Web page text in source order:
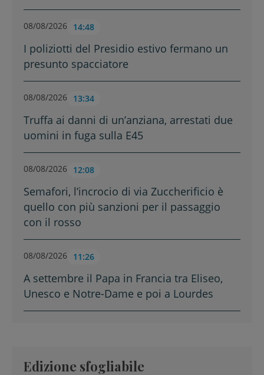
08/08/2026 14:48
I poliziotti del Presidio estivo fermano un
presunto spacciatore
08/08/2026 13:34
Truffa ai danni di un’anziana, arrestati due
uomini in fuga sulla E45
08/08/2026 12:08
Semafori, l’incrocio di via Zuccherificio è
quello con più sanzioni per il passaggio
con il rosso
08/08/2026 11:26
A settembre il Papa in Francia tra Eliseo,
Unesco e Notre-Dame e poi a Lourdes
Edizione sfogliabile